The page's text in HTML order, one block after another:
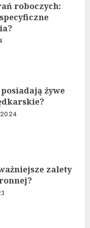
roboczych:
żywe
zalety